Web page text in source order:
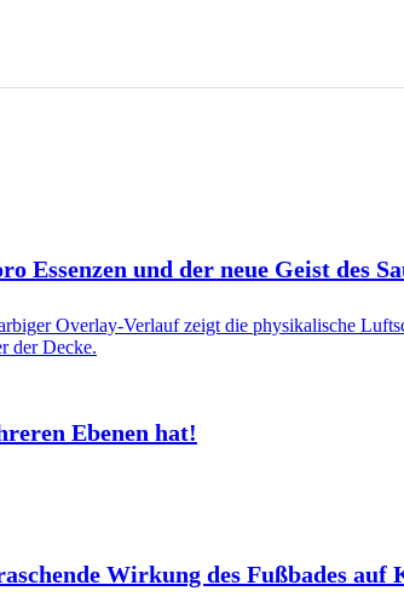
Essenzen und der neue Geist des
Ebenen hat!
Wirkung des Fußbades